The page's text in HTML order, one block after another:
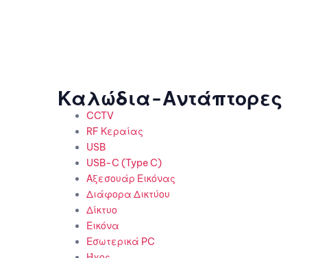
Καλώδια-Αντάπτορες
CCTV
RF Κεραίας
USB
USB-C (Type C)
Αξεσουάρ Εικόνας
Διάφορα Δικτύου
Δίκτυο
Εικόνα
Εσωτερικά PC